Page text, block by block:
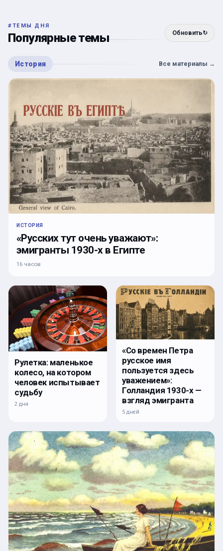
#ТЕМЫ ДНЯ
Популярные темы Обновить↻
История Все материалы →
ИСТОРИЯ
«Русских тут очень уважают»:
эмигранты 1930-х в Египте
16 часов
Рулетка: маленькое
колесо, на котором
человек испытывает
судьбу
2 дня
«Со времен Петра
русское имя
пользуется здесь
уважением»:
Голландия 1930-х —
взгляд эмигранта
5 дней